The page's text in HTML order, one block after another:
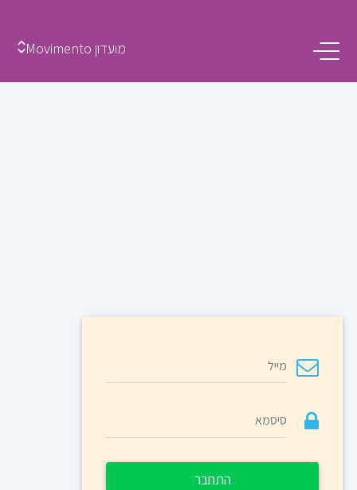
מועדון Movimento
התחבר